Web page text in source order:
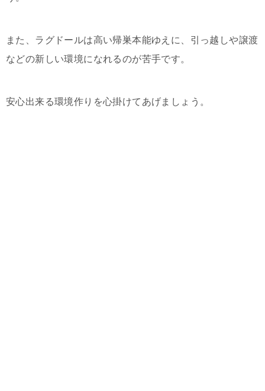
また、ラグドールは高い帰巣本能ゆえに、引っ越しや譲渡
などの新しい環境になれるのが苦手です。
安心出来る環境作りを心掛けてあげましょう。